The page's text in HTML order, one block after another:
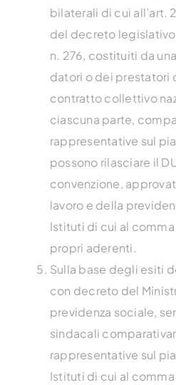
bilaterali di cui all’art.
del decreto
n. 276, costituiti da
datori o dei prestatori
contratto collettivo
ciascuna parte,
rappresentative sul
possono rilasciare il
convenzione,
lavoro e della
Istituti di cui al
propri aderenti.
Sulla base degli esiti
con decreto del
previdenza sociale,
sindacali
rappresentative sul
Istituti di cui al comma